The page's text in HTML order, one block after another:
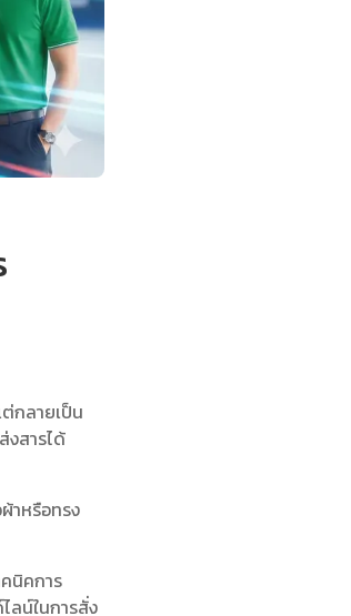
กลายเป็น
งสารได้
าหรือทรง
นิคการ
ลน์ในการสั่ง